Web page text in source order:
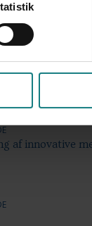
af innovative